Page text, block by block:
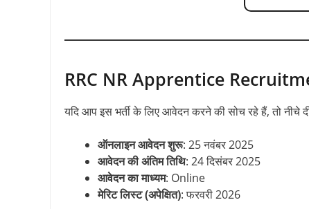
RRC NR Apprentice
यदि आप इस भर्ती के लिए आवेदन करने की सोच रहे हैं, तो नीचे
ऑनलाइन आवेदन शुरू: 25 नवंबर 2025
आवेदन की अंतिम तिथि: 24 दिसंबर 2025
आवेदन का माध्यम: Online
मेरिट लिस्ट (अपेक्षित): फरवरी 2026